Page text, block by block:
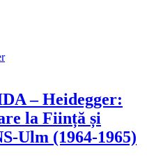
– Heidegger:
la Ființă și
Ulm (1964-1965)